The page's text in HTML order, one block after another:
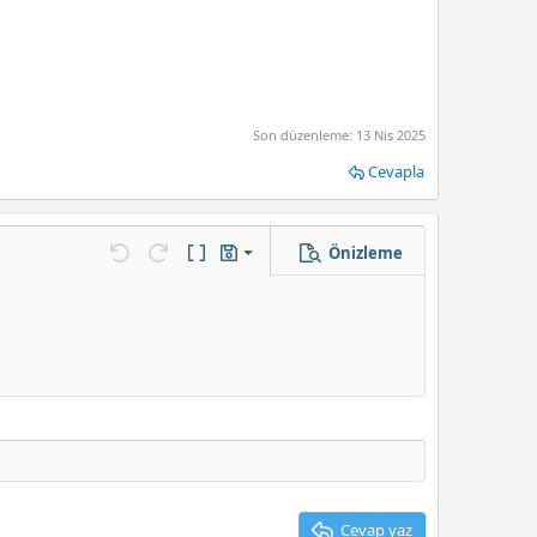
Son düzenleme: 13 Nis 2025
Cevapla
Geri alileri alBB Kod aç/kapat
Taslaklar
Taslağı kaydet
Önizleme
Cevap yaz